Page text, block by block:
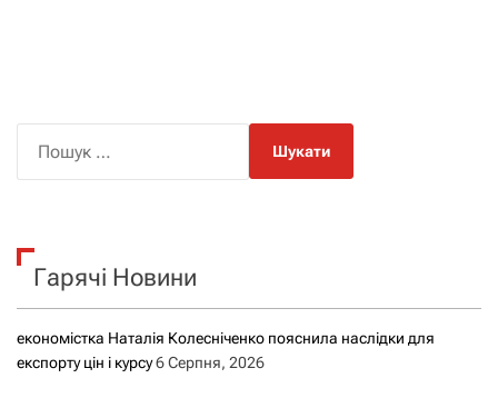
к
Гарячі Новини
економістка Наталія Колесніченко пояснила наслідки для
експорту цін і курсу6 Серпня, 2026